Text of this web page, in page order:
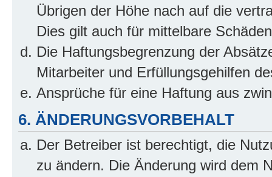
Übrigen der Höhe nach auf die
Dies gilt auch für mittelbare
Die Haftungsbegrenzung der
Mitarbeiter und Erfüllungsgehilfen
Ansprüche für eine Haftung aus
6. ÄNDERUNGSVORBEHALT
Der Betreiber ist berechtigt, die
zu ändern. Die Änderung wird dem